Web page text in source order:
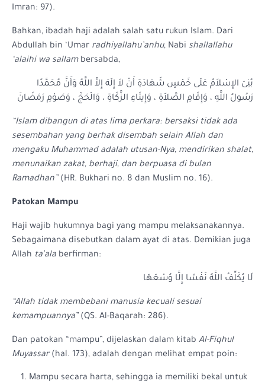
Imran: 97).
Bahkan, ibadah haji adalah salah satu rukun Islam. Dari
Abdullah bin ‘Umar radhiyallahu’anhu, Nabi shallallahu
‘alaihi wa sallam bersabda,
بُنِىَ الإِسْلاَمُ عَلَى خَمْسٍ شَهَادَةِ أَنْ لاَ إِلَهَ إِلاَّ اللَّهُ وَأَنَّ مُحَمَّدًا
رَسُولُ اللَّهِ ، وَإِقَامِ الصَّلاَةِ ، وَإِيتَاءِ الزَّكَاةِ ، وَالْحَجِّ ، وَصَوْمِ رَمَضَانَ
“Islam dibangun di atas lima perkara: bersaksi tidak ada
sesembahan yang berhak disembah selain Allah dan
mengaku Muhammad adalah utusan-Nya, mendirikan shalat,
menunaikan zakat, berhaji, dan berpuasa di bulan
Ramadhan”(HR. Bukhari no. 8 dan Muslim no. 16).
Patokan Mampu
Haji wajib hukumnya bagi yang mampu melaksanakannya.
Sebagaimana disebutkan dalam ayat di atas. Demikian juga
Allah ta’ala berfirman:
لَا يُكَلِّفُ اللَّهُ نَفْسًا إِلَّا وُسْعَهَا
“Allah tidak membebani manusia kecuali sesuai
kemampuannya”(QS. Al-Baqarah: 286).
Dan patokan “mampu”, dijelaskan dalam kitab Al-Fiqhul
Muyassar(hal. 173), adalah dengan melihat empat poin:
Mampu secara harta, sehingga ia memiliki bekal untuk